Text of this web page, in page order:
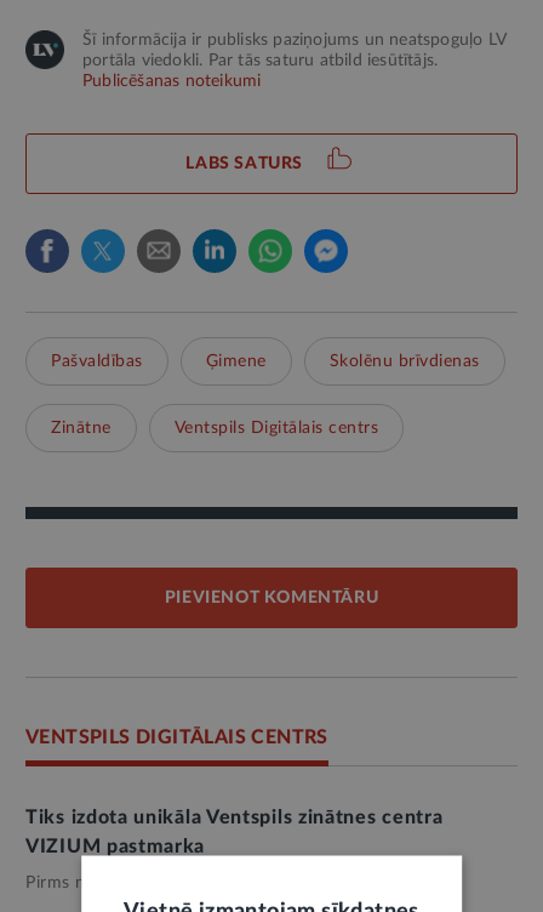
Šī informācija ir publisks paziņojums un neatspoguļo LV
portāla viedokli. Par tās saturu atbild iesūtītājs.
Publicēšanas noteikumi
LABS SATURS
Pašvaldības Ģimene Skolēnu brīvdienas
Zinātne Ventspils Digitālais centrs
PIEVIENOT KOMENTĀRU
VENTSPILS DIGITĀLAIS CENTRS
Tiks izdota unikāla Ventspils zinātnes centra
VIZIUM pastmarka
Pirms nedēļas,